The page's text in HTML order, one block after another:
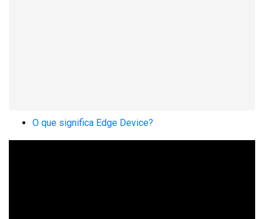
O que significa Edge Device?